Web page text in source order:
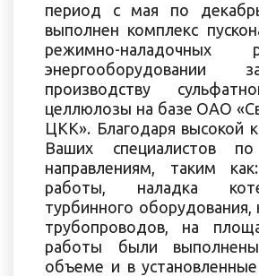
период с мая по
выполнен комплекс
режимно-
энергооборудовании
производству
целлюлозы на базе OAO
ЦКК». Благодаря высокой
Ваших специалистов
направлениям, таким
работы, наладка
турбинного
трубопроводов, на
работы были
объеме и в